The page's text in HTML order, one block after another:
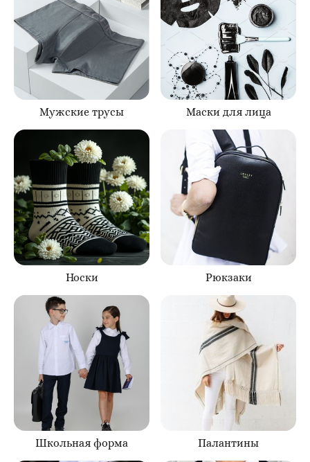
Мужские трусы Маски для лица
Носки Рюкзаки
Школьная форма Палантины